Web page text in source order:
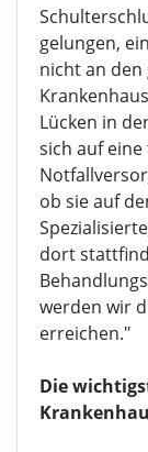
gelungen,
nicht an
Lücken in
sich auf
ob sie auf
dort
werden wir
erreichen."
Die